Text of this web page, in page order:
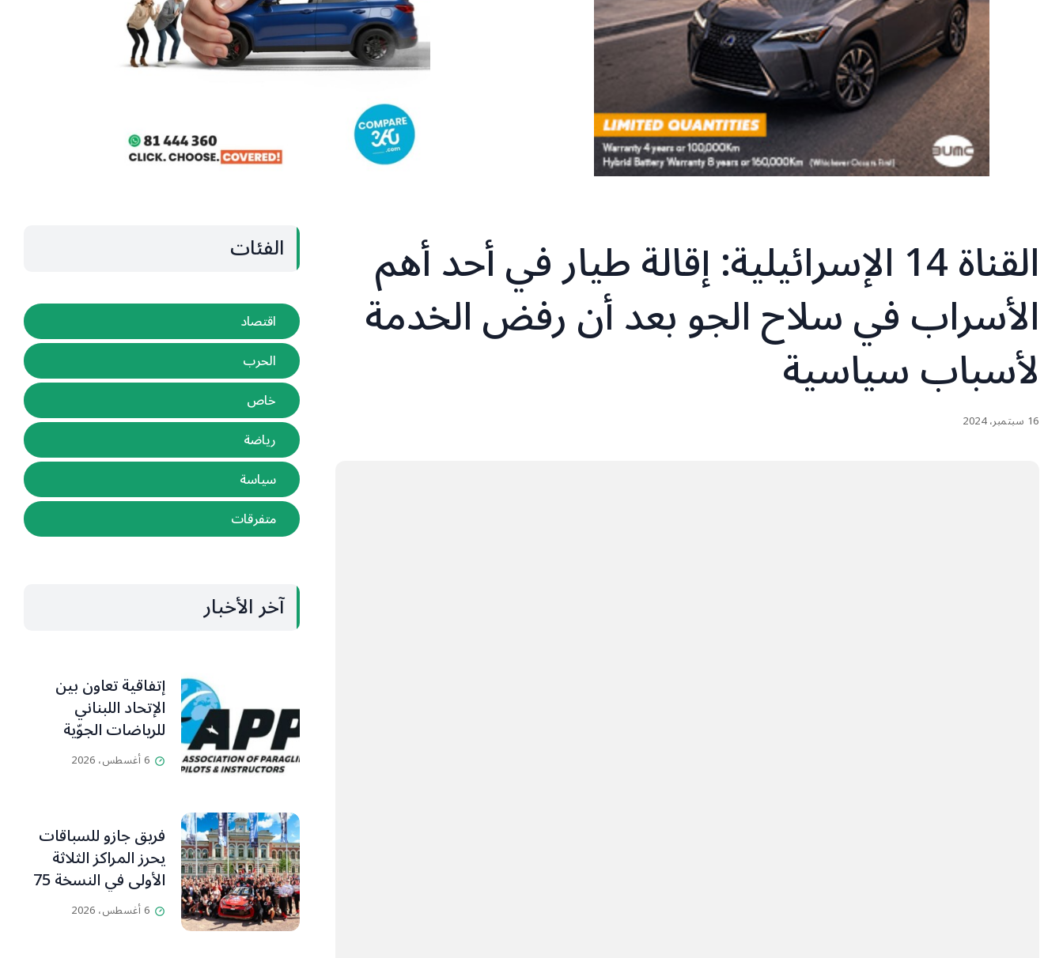
القناة 14 الإسرائيلية: إقالة طيار في أحد أهم
الأسراب في سلاح الجو بعد أن رفض الخدمة
لأسباب سياسية
16 سبتمبر، 2024
الفئات
اقتصاد
الحرب
خاص
رياضة
سياسة
متفرقات
آخر الأخبار
إتفاقية تعاون بين
الإتحاد اللبناني
للرياضات الجوّية
وجمعية طيّاري
ومدرّبي الطيران
6 أغسطس، 2026
فريق جازو للسباقات
يحرز المراكز الثلاثة
الأولى في النسخة 75
من رالي فنلندا
6 أغسطس، 2026